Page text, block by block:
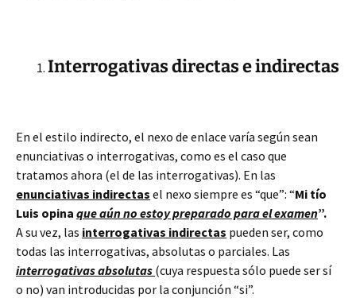
Interrogativas directas e indirectas
En el estilo indirecto, el nexo de enlace varía según sean
enunciativas o interrogativas, como es el caso que
tratamos ahora (el de las interrogativas). En las
enunciativas indirectas el nexo siempre es “que”: “Mi tío
Luis opina que aún no estoy preparado para el examen”.
A su vez, las interrogativas indirectas pueden ser, como
todas las interrogativas, absolutas o parciales. Las
interrogativas absolutas (cuya respuesta sólo puede ser sí
o no) van introducidas por la conjunción “si”.